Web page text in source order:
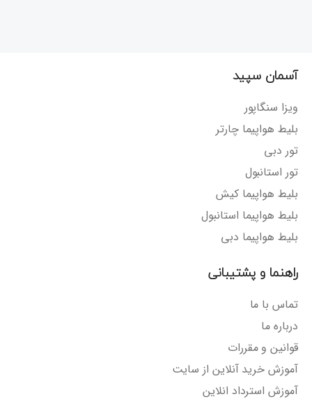
آسمان سپید
ویزا سنگاپور
بلیط هواپیما چارتر
تور دبی
تور استانبول
بلیط هواپیما کیش
بلیط هواپیما استانبول
بلیط هواپیما دبی
راهنما و پشتیبانی
تماس با ما
درباره ما
قوانین و مقررات
آموزش خرید آنلاین از سایت
آموزش استرداد انلاین